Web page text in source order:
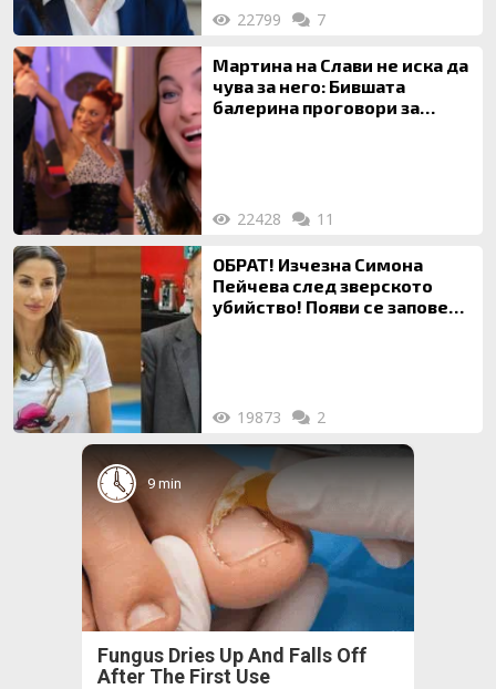
22799 7
Мартина на Слави не иска да
чува за него: Бившата
балерина проговори за
22428 11
ОБРАТ! Изчезна Симона
Пейчева след зверското
убийство! Появи се заповед
19873 2
9 min
Fungus Dries Up And Falls Off
After The First Use